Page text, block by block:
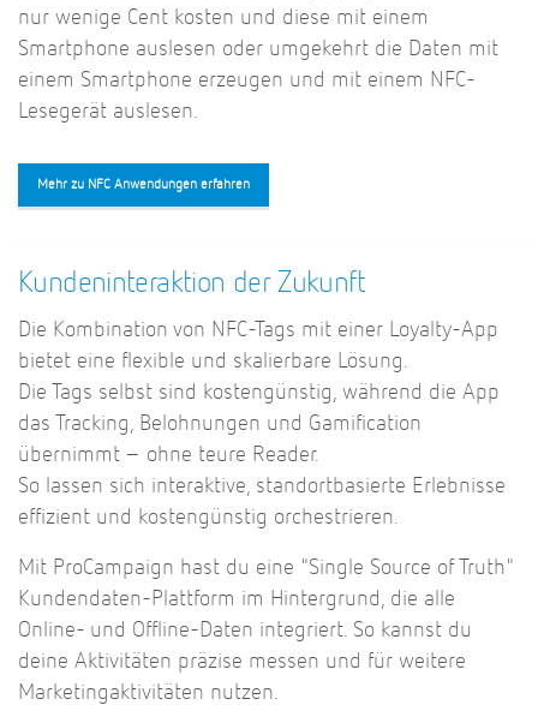
nur wenige Cent kosten und diese mit einem
Smartphone auslesen oder umgekehrt die Daten mit
einem Smartphone erzeugen und mit einem NFC-
Lesegerät auslesen.
Mehr zu NFC Anwendungen erfahren
Kundeninteraktion der Zukunft
Die Kombination von NFC-Tags mit einer Loyalty-App
bietet eine flexible und skalierbare Lösung.
Die Tags selbst sind kostengünstig, während die App
das Tracking, Belohnungen und Gamification
übernimmt – ohne teure Reader.
So lassen sich interaktive, standortbasierte Erlebnisse
effizient und kostengünstig orchestrieren.
Mit ProCampaign hast du eine "Single Source of Truth"
Kundendaten-Plattform im Hintergrund, die alle
Online- und Offline-Daten integriert. So kannst du
deine Aktivitäten präzise messen und für weitere
Marketingaktivitäten nutzen.